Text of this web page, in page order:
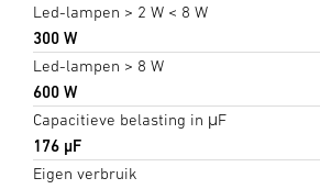
Led-lampen > 2 W < 8 W
300 W
Led-lampen > 8 W
600 W
Capacitieve belasting in μF
176 µF
Eigen verbruik